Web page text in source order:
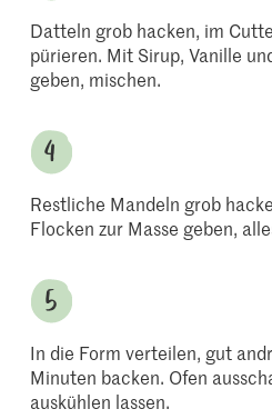
Datteln grob hacken, im
pürieren. Mit Sirup, Vanille
geben, mischen.
Restliche Mandeln grob
Flocken zur Masse geben,
In die Form verteilen, gut
Minuten backen. Ofen
auskühlen lassen.